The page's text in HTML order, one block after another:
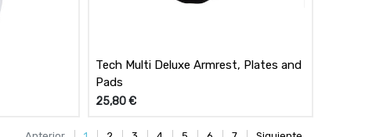
Tech Multi Deluxe Armrest, Plates and
Pads
25,80€